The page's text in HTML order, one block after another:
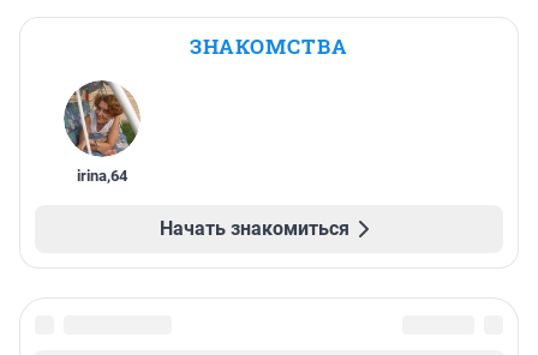
ЗНАКОМСТВА
irina,64
Начать знакомиться